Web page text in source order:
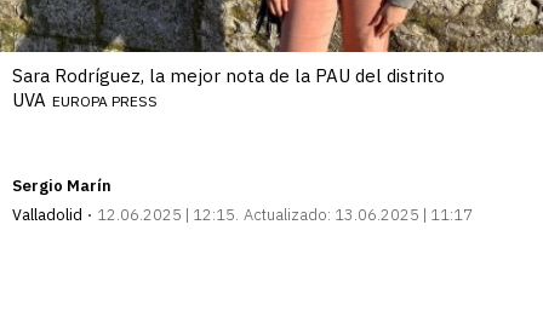
Sara Rodríguez, la mejor nota de la PAU del distrito
UVA EUROPA PRESS
Sergio Marín
Valladolid
12.06.2025 | 12:15 Actualizado: 13.06.2025 | 11:17